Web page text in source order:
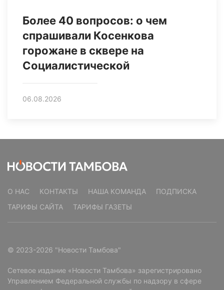
Более 40 вопросов: о чем
спрашивали Косенкова
горожане в сквере на
Социалистической
06.08.2026
О НАС КОНТАКТЫ НАША КОМАНДА
ПОДПИСКА
ТАРИФЫ САЙТА
ТАРИФЫ ГАЗЕТЫ
© 2023-2026 "Новости Тамбова"
Сетевое издание «Новости Тамбова» зарегистрировано
Управлением Федеральной службы по надзору в сфере